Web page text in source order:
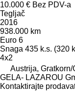
10.000 € Bez PDV-a
Tegljač
2016
938.000 km
Euro 6
Snaga 435 k.s. (320
4x2
Austrija, Gratkorn/
GELA- LAZAROU
Kontaktirajte